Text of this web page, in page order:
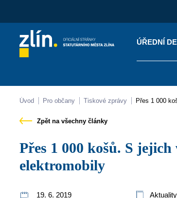
ÚŘEDNÍ
Kontakty
Úvod Pro občany Tiskové zprávy Přes 1 000
Zpět na všechny články
Přes 1 000 košů. S jejich vývozem budou pomáhat i
elektromobily
19. 6. 2019 Aktuality